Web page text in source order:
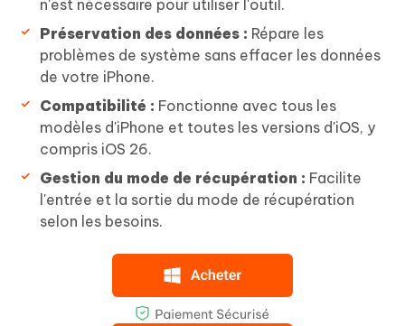
n'est nécessaire pour utiliser l'outil.
Préservation des données : Répare les
problèmes de système sans effacer les données
de votre iPhone.
Compatibilité : Fonctionne avec tous les
modèles d'iPhone et toutes les versions d'iOS, y
compris iOS 26.
Gestion du mode de récupération : Facilite
l'entrée et la sortie du mode de récupération
selon les besoins.